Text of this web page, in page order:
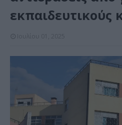
εκπαιδευτικούς